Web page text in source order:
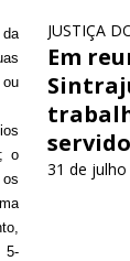
o
5-
JUSTIÇA
Em
31 de julho